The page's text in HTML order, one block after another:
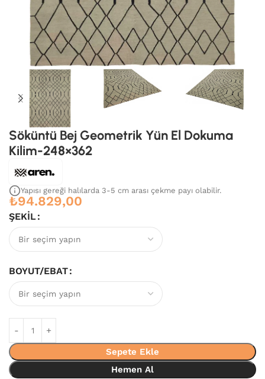
Söküntü Bej Geometrik Yün El Dokuma
Kilim-248×362
Yapısı gereği halılarda 3-5 cm arası çekme payı olabilir.
₺94.829,00
ŞEKIL
BOYUT/EBAT
Sepete Ekle
Hemen Al